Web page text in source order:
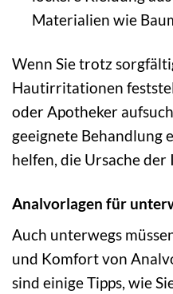
Materialien wie
Wenn Sie trotz
Hautirritationen
oder Apotheker
geeignete Behandlung
helfen, die Ursache
Analvorlagen für
Auch unterwegs
und Komfort von
sind einige Tipps, wie